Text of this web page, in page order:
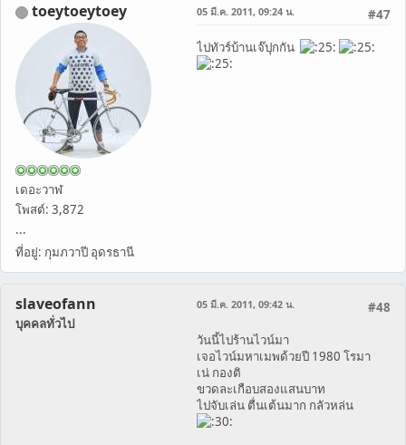
toeytoeytoey
เดอะวาฬ
โพสต์: 3,872
...
ที่อยู่: กุมภวาปี อุดรธานี
#47
05 มี.ค. 2011, 09:24 น.
ไปทัวร์บ้านเจ๊ปุกกัน
slaveofann
บุคคลทั่วไป
#48
05 มี.ค. 2011, 09:42 น.
วันนี้ไปร้านไวน์มา
เจอไวน์มหาเมพด้วยปี 1980 โรมา
เน่ กองติ
ขวดละเกือบสองแสนบาท
ไปจับเล่น ตื่นเต้นมาก กลัวหล่น